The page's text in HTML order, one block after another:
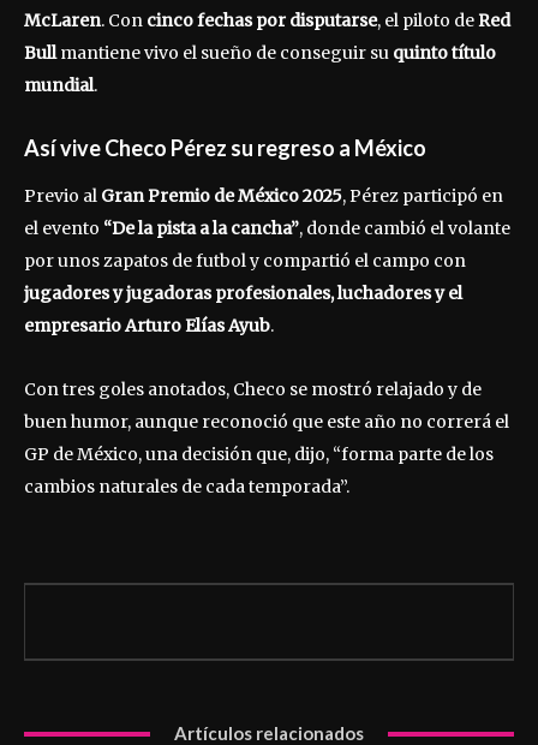
McLaren. Con cinco fechas por disputarse, el piloto deRed
Bullmantiene vivo el sueño de conseguir su quinto título
mundial.
Así vive Checo Pérez su regreso a México
Previo al Gran Premio de México 2025, Pérez participó en
el evento “De la pista a la cancha”, donde cambió el volante
por unos zapatos de futbol y compartió el campo con
jugadores y jugadoras profesionales, luchadores y el
empresario Arturo Elías Ayub.
Con tres goles anotados, Checo se mostró relajado y de
buen humor, aunque reconoció que este año no correrá el
GP de México, una decisión que, dijo, “forma parte de los
cambios naturales de cada temporada”.
Artículos relacionados